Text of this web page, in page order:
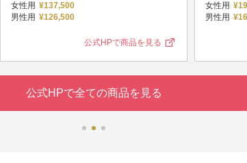
女性用 ¥137,500
男性用 ¥126,500
公式HPで商品を見る
女性用
男性用
公式HPで全ての商品を見る